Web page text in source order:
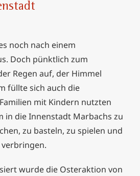
noch nach einem
Doch pünktlich zum
Regen auf, der Himmel
füllte sich auch die
mit Kindern nutzten
in die Innenstadt Marbachs zu
zu basteln, zu spielen und
wurde die Osteraktion von